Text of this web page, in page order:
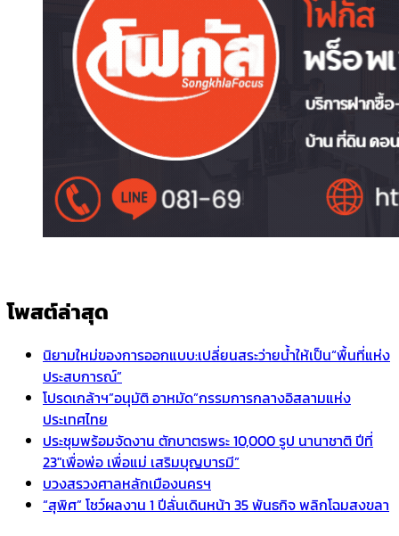
โพสต์ล่าสุด
นิยามใหม่ของการออกแบบ:เปลี่ยนสระว่ายน้ำให้เป็น“พื้นที่แห่ง
ประสบการณ์”
โปรดเกล้าฯ”อนุมัติ อาหมัด”กรรมการกลางอิสลามแห่ง
ประเทศไทย
ประชุมพร้อมจัดงาน ตักบาตรพระ 10,000 รูป นานาชาติ ปีที่
23″เพื่อพ่อ เพื่อแม่ เสริมบุญบารมี”
บวงสรวงศาลหลักเมืองนครฯ
“สุพิศ” โชว์ผลงาน 1 ปีลั่นเดินหน้า 35 พันธกิจ พลิกโฉมสงขลา